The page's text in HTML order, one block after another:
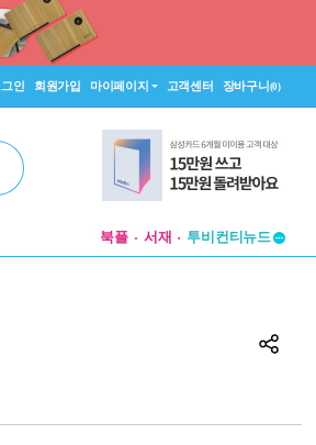
그인 회원가입 마이페이지 고객센터 장바구니(0)
북플 서재
투비컨티뉴드